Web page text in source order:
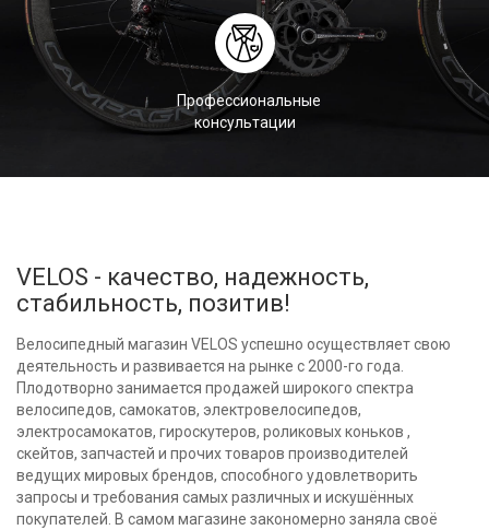
Профессиональные
консультации
VELOS - качество, надежность,
стабильность, позитив!
Велосипедный магазин VELOS успешно осуществляет свою
деятельность и развивается на рынке с 2000-го года.
Плодотворно занимается продажей широкого спектра
велосипедов, самокатов, электровелосипедов,
электросамокатов, гироскутеров, роликовых коньков ,
скейтов, запчастей и прочих товаров производителей
ведущих мировых брендов, способного удовлетворить
запросы и требования самых различных и искушённых
покупателей. В самом магазине закономерно заняла своё